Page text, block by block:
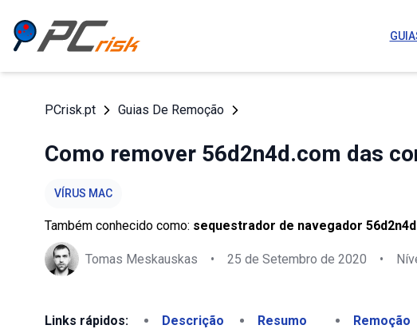
PCrisk.pt Guias De Remoção
Como remover 56d2n4d.com das
VÍRUS MAC
Também conhecido como: sequestrador de navegador
Tomas Meskauskas • 25 de Setembro de 2020 •
Links rápidos: Descrição Resumo Remoção